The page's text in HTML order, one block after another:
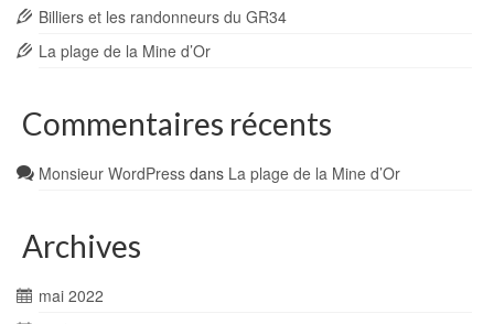
Billiers et les randonneurs du GR34
La plage de la Mine d’Or
Commentaires récents
Monsieur WordPress dans La plage de la Mine d’Or
Archives
mai 2022